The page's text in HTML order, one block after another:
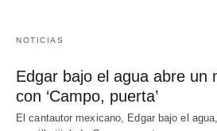
NOTICIAS
Edgar bajo el agua abre un
con ‘Campo, puerta’
El cantautor mexicano, Edgar bajo el